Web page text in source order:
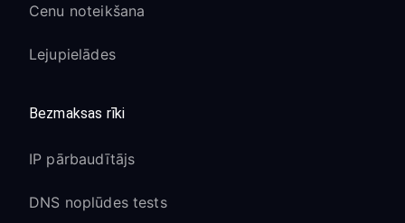
Cenu noteikšana
Lejupielādes
Bezmaksas rīki
IP pārbaudītājs
DNS noplūdes tests